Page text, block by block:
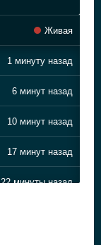
Живая
1 минуту назад
6 минут назад
10 минут назад
17 минут назад
22 минуты назад